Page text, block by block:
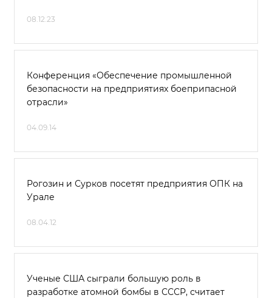
08.12.23
Конференция «Обеспечение промышленной
безопасности на предприятиях боеприпасной
отрасли»
04.09.14
Рогозин и Сурков посетят предприятия ОПК на
Урале
08.04.12
Ученые США сыграли большую роль в
разработке атомной бомбы в СССР, считает